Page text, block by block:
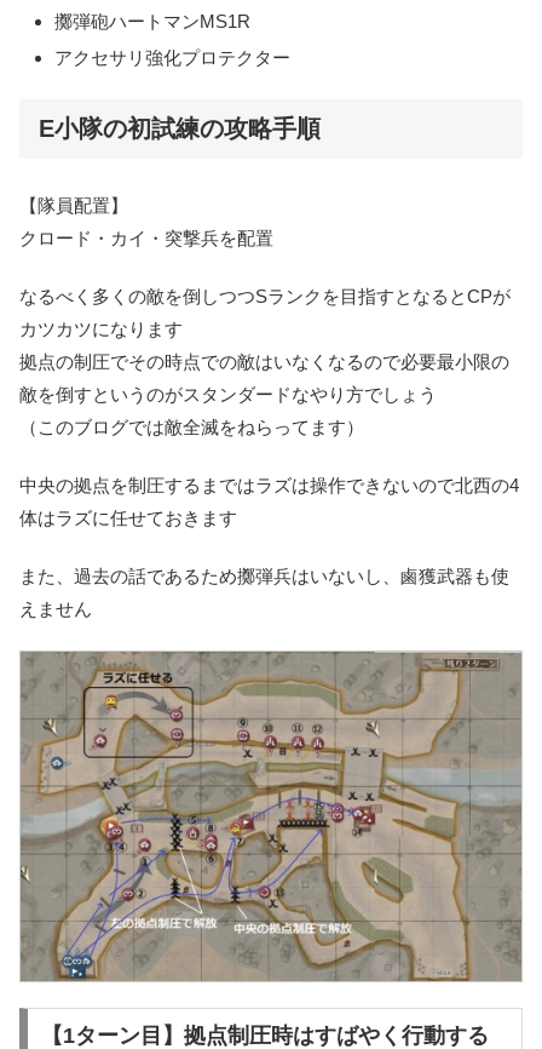
擲弾砲ハートマンMS1R
アクセサリ強化プロテクター
E小隊の初試練の攻略手順
【隊員配置】
クロード・カイ・突撃兵を配置
なるべく多くの敵を倒しつつSランクを目指すとなるとCPが
カツカツになります
拠点の制圧でその時点での敵はいなくなるので必要最小限の
敵を倒すというのがスタンダードなやり方でしょう
（このブログでは敵全滅をねらってます）
中央の拠点を制圧するまではラズは操作できないので北西の4
体はラズに任せておきます
また、過去の話であるため擲弾兵はいないし、鹵獲武器も使
えません
【1ターン目】拠点制圧時はすばやく行動する